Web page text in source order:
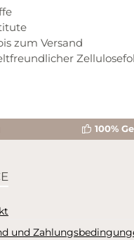
zum Versand
100%
und